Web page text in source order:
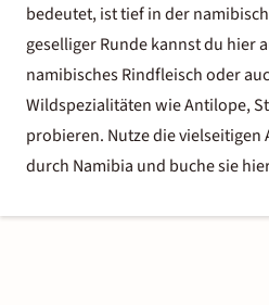
bedeutet, ist tief in der
geselliger Runde kannst du hier
namibisches Rindfleisch oder
Wildspezialitäten wie Antilope,
probieren. Nutze die vielseitigen
durch Namibia und buche sie